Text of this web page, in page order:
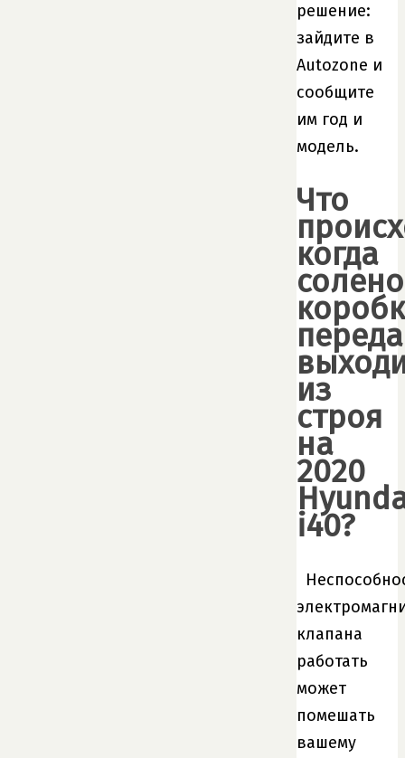
решение:
зайдите в
Autozone и
сообщите
им год и
модель.
Что
когда
из
строя
на
2020
i40?
клапана
работать
может
помешать
вашему